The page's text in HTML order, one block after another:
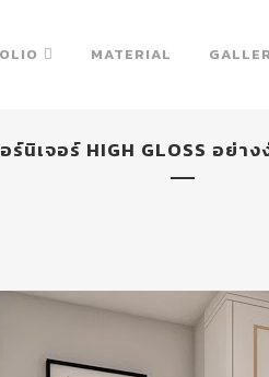
MATERIAL
ร์นิเจอร์ HIGH GLOSS อย่า